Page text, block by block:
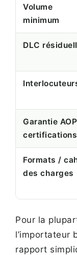
Volume
minimum
DLC
Garantie
certifications
Formats /
des charges
Pour la
l’importateur
rapport